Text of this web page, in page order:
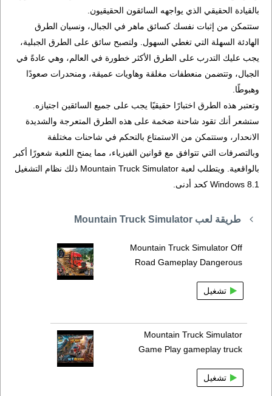
بالقيادة الحقيقي الذي يواجهه السائقون الحقيقيون.
ستتمكن من إثبات نفسك كسائق ماهر في الجبال، ونسيان الطرق
الهادئة السهلة التي تغطي السهول. ولتصبح سائق على الطرق الجبلية،
يجب عليك التدرب على الطرق الأكثر خطورة في العالم، وهي عادةً في
الجبال، وتتضمن منعطفات مغلقة وهاويات عميقة، ومنحدرات صعودًا
وهبوطًا.
وتعتبر هذه الطرق اختبارًا حقيقيًا يجب على جميع السائقين اجتيازه.
ستشعر أنك تقود شاحنة ضخمة على هذه الطرق المتعرجة والشديدة
الانحدار، وستتمكن من الاستمتاع بالتحكم في شاحنات مختلفة
وبالتصرفات التي تتوافق مع قوانين الفيزياء، مما يمنح اللعبة شعورًا أكبر
بالواقعية. ويتطلب لعبة Mountain Truck Simulator ذلك نظام التشغيل
Windows 8.1 كحد أدنى.
طريقة لعب Mountain Truck Simulator
Mountain Truck Simulator Off
Road Gameplay Dangerous
تشغيل
Mountain Truck Simulator
Game Play gameplay truck
تشغيل